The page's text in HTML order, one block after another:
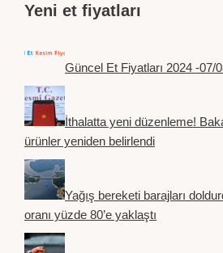
Yeni et fiyatları
Güncel Et Fiyatları 2024 -07/
İthalatta yeni düzenleme!
ürünler yeniden belirlendi
Yağış bereketi barajları
oranı yüzde 80’e yaklaştı